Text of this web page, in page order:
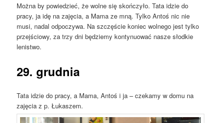
Można by powiedzieć, że wolne się skończyło. Tata idzie do
pracy, ja idę na zajęcia, a Mama ze mną. Tylko Antoś nic nie
musi, nadal odpoczywa. Na szczęście koniec wolnego jest tylko
przejściowy, za trzy dni będziemy kontynuować nasze słodkie
lenistwo.
29. grudnia
Tata idzie do pracy, a Mama, Antoś i ja – czekamy w domu na
zajęcia z p. Łukaszem.